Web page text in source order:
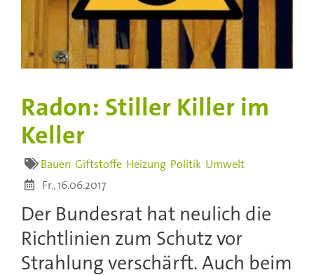
Radon: Stiller Killer im
Keller
Bauen Giftstoffe Heizung Politik Umwelt
Fr., 16.06.2017
Der Bundesrat hat neulich die
Richtlinien zum Schutz vor
Strahlung verschärft. Auch beim